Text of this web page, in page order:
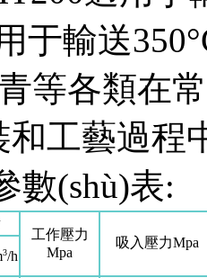
于輸送
等各類在
和工藝過程
數(shù)表:
工作壓力
Mpa
吸入壓力Mpa
3/h